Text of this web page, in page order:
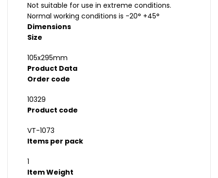
Not suitable for use in extreme conditions.
Normal working conditions is -20° +45°
Dimensions
Size
105x295mm
Product Data
Order code
10329
Product code
VT-1073
Items per pack
1
Item Weight